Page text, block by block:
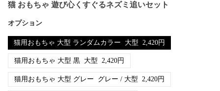
猫 おもちゃ 遊び心くすぐるネズミ追いセット
オプション
猫用おもちゃ 大型 ランダムカラー 大型 2,420円
猫用おもちゃ 大型 黒 大型 2,420円
猫用おもちゃ 大型 グレー グレー / 大型 2,420円